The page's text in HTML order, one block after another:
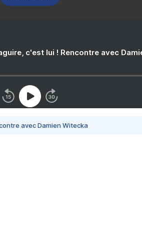
c'est lui ! Rencontre avec
avec Damien Witecka